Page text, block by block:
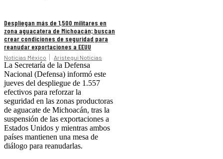
Despliegan más de 1,500 militares en
zona aguacatera de Michoacán; buscan
crear condiciones de seguridad para
reanudar exportaciones a EEUU
Noticias México Aristegui Noticias
La Secretaría de la Defensa
Nacional (Defensa) informó este
jueves del despliegue de 1.557
efectivos para reforzar la
seguridad en las zonas productoras
de aguacate de Michoacán, tras la
suspensión de las exportaciones a
Estados Unidos y mientras ambos
países mantienen una mesa de
diálogo para reanudarlas.